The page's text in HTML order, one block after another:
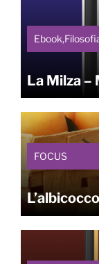
La Milza –
FOCUS